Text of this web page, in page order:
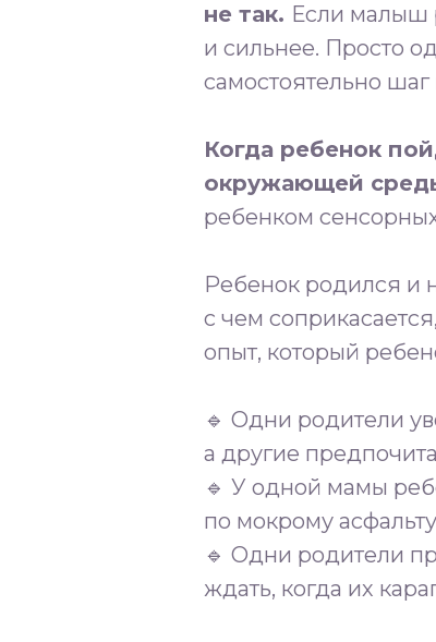
не так. Если малыш
и сильнее. Просто
самостоятельно
Когда ребенок
окружающей
ребенком
Ребенок родился и
с чем
опыт, который
🔹 Одни родители
а другие
🔹 У одной мамы
по мокрому
🔹 Одни родители
ждать, когда их